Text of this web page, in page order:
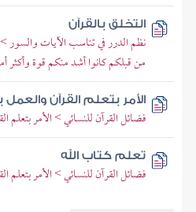
التخلق بالقرآن
نظم الدرر في تناسب الآيات والسور
من قبلكم كانوا أشد منكم قوة وأكثر
الأمر بتعلم القرآن والعمل
فضائل القرآن للنسائي > الأمر بتعلم
تعلم كتاب الله
فضائل القرآن للنسائي > الأمر بتعلم